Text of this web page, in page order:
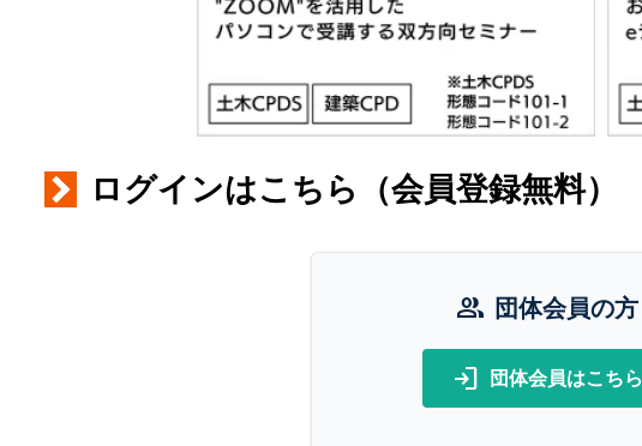
ログインはこちら（会員登録無料）
group 団体会員の方
login 団体会員はこちら